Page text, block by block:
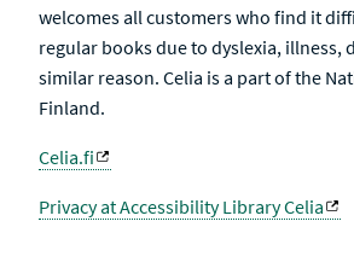
welcomes all customers who find it
regular books due to dyslexia, illness,
similar reason. Celia is a part of the
Finland.
Celia.fi
Privacy at Accessibility Library Celia